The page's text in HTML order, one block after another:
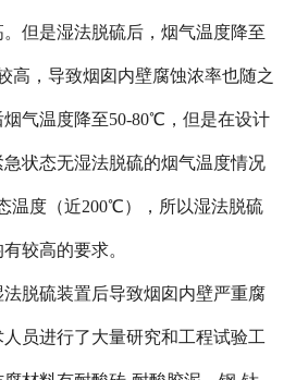
但是湿法脱硫后，烟气温度降至
高，导致烟囱内壁腐蚀浓率也随之
气温度降至50-80℃，但是在设计
状态无湿法脱硫的烟气温度情况
温度（近200℃），所以湿法脱硫
较高的要求。
脱硫装置后导致烟囱内壁严重腐
员进行了大量研究和工程试验工